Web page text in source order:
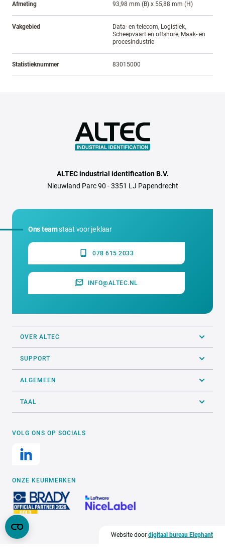
Afmeting 93,98 mm (B) x 55,88 mm (H)
Vakgebied
Data- en telecom, Logistiek,
Scheepvaart en offshore, Maak- en
procesindustrie
Statistieknummer 83015000
ALTEC industrial identification B.V.
Nieuwland Parc 90 - 3351 LJ Papendrecht
Ons teamstaat voor je klaar
078 615 2033
INFO@ALTEC.NL
OVER ALTEC
SUPPORT
ALGEMEEN
TAAL
VOLG ONS OP SOCIALS
ONZE KEURMERKEN
Website door digitaal bureau Elephant